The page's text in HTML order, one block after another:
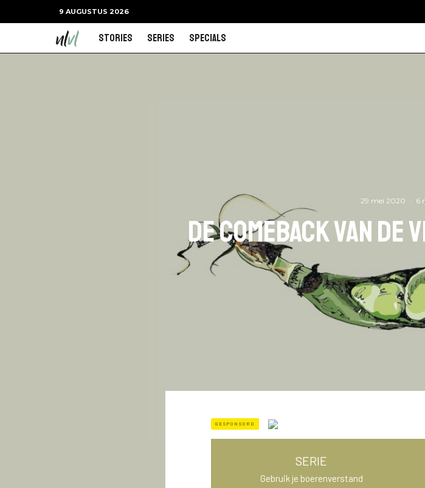
9 AUGUSTUS 2026
Stories Series Specials
29 mei 2020 · 6
De comeback van
GESPONSORD
SERIE
Gebruik je boerenverstand